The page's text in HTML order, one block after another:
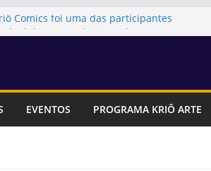
Comics foi uma das participantes
dos ODS, Objetivos de
da 1ª Feira Literária da
EVENTOS PROGRAMA KRIÔ ARTE